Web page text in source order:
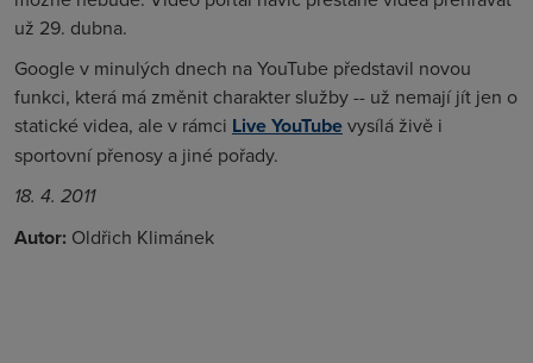
už 29. dubna.
Google v minulých dnech na YouTube představil novou
funkci, která má změnit charakter služby -- už nemají jít jen o
statické videa, ale v rámci Live YouTubevysílá živě i
sportovní přenosy a jiné pořady.
18. 4. 2011
Autor: Oldřich Klimánek